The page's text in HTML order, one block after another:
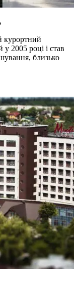
курортний
2005 році і став
близько